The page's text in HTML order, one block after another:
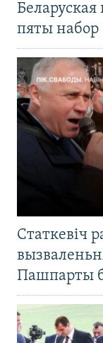
пяты набор
Статкевіч
Пашпарты